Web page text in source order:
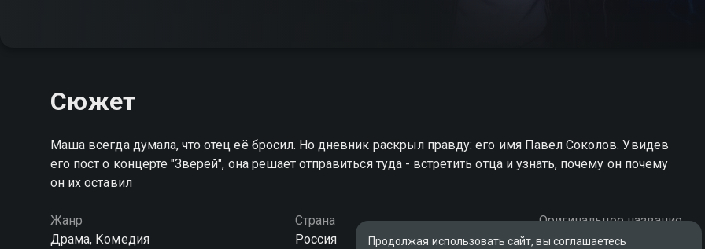
Сюжет
Маша всегда думала, что отец её бросил. Но дневник раскрыл правду: его имя Павел Соколов. Увидев
его пост о концерте "Зверей", она решает отправиться туда - встретить отца и узнать, почему он почему
он их оставил
Жанр
Драма, Комедия
Страна
Россия
Оригинальное название
Everything That Concerns You
Продолжая использовать сайт, вы соглашаетесь